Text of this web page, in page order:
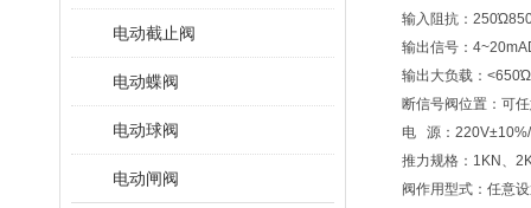
电动截止阀
电动蝶阀
电动球阀
电动闸阀
输入阻抗：
输出信号：
输出大负载：<650Ώ
断信号阀位置：可
电 源：
推力规格：1KN、
阀作用型式：任意